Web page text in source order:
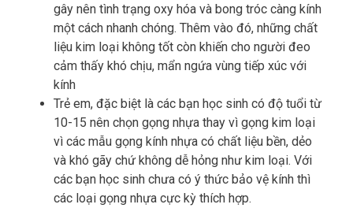
gây nên tình trạng oxy hóa và bong tróc càng kính
một cách nhanh chóng. Thêm vào đó, những chất
liệu kim loại không tốt còn khiến cho người đeo
cảm thấy khó chịu, mẩn ngứa vùng tiếp xúc với
kính
Trẻ em, đặc biệt là các bạn học sinh có độ tuổi từ
10-15 nên chọn gọng nhựa thay vì gọng kim loại
vì các mẫu gọng kính nhựa có chất liệu bền, dẻo
và khó gãy chứ không dễ hỏng như kim loại. Với
các bạn học sinh chưa có ý thức bảo vệ kính thì
các loại gọng nhựa cực kỳ thích hợp.